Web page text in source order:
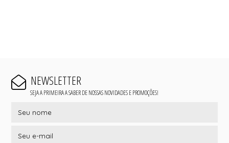
NEWSLETTER
SEJA A PRIMEIRA A SABER DE NOSSAS NOVIDADES E PROMOÇÕES!